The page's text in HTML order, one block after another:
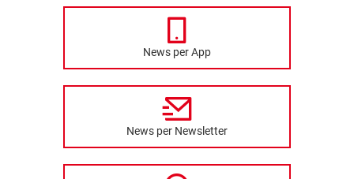
News per App
News per Newsletter